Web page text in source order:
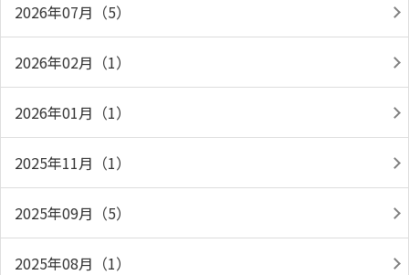
2026年07月（5）
2026年02月（1）
2026年01月（1）
2025年11月（1）
2025年09月（5）
2025年08月（1）